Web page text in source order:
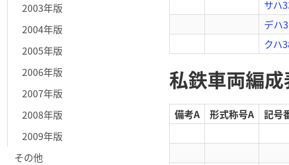
2003年版
2004年版
2005年版
2006年版
2007年版
2008年版
2009年版
その他
サハ
デハ
クハ
私鉄車両編
備考A 形式称号A 記号